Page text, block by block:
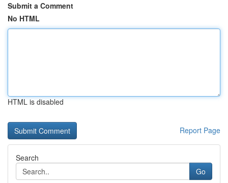
Submit a Comment
No HTML
HTML is disabled
Report Page
Search
Go